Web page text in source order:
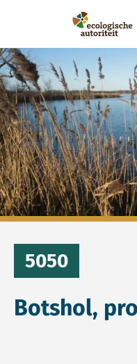
Ecologische Autoriteit
5050
Botshol,